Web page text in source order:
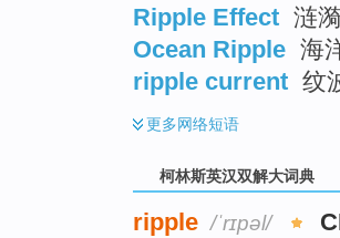
Ripple Effect 涟
Ocean Ripple 海
ripple current 纹
更多网络短语
柯林斯英汉双解大词典
ripple /ˈrɪpəl/